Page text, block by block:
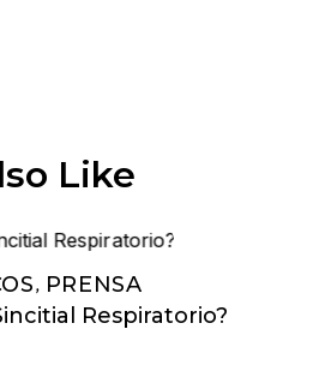
Like
, PRENSA
Respiratorio?